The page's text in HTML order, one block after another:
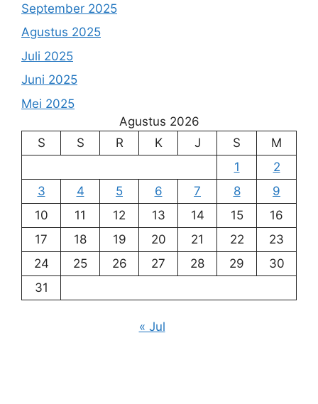
September 2025
Agustus 2025
Juli 2025
Juni 2025
Mei 2025
Agustus 2026
S
S R K J S
M
1
2
3
4 5 6 7 8
9
10
11 12 13 14 15
16
17
18 19 20 21 22
23
24
25 26 27 28 29
30
31
« Jul